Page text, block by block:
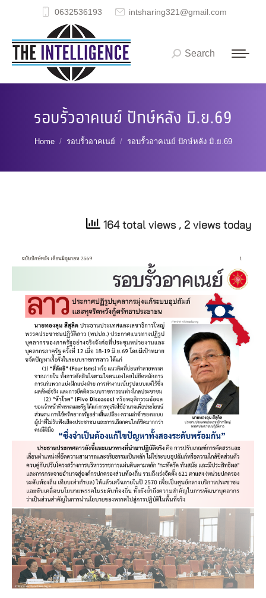
0632536193 intsharing321@gmail.com
Search:
Search
รอบรั้วอาคเนย์ ปักษ์หลัง มิ.ย.69
You are here:
Home รอบรั้วอาคเนย์ รอบรั้วอาคเนย์ ปักษ์หลัง มิ.ย.69
164 total views , 2 views today